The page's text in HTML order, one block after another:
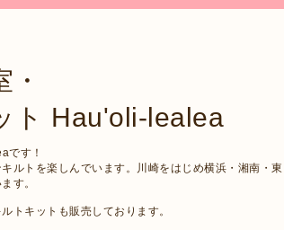
ト Hau'oli-lealea
です！
ルトを楽しんでいます。川崎をはじめ横浜・湘南・東
す。
トキットも販売しております。